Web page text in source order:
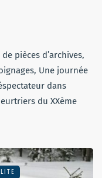
pièces d’archives,
Une journée
dans
du XXème